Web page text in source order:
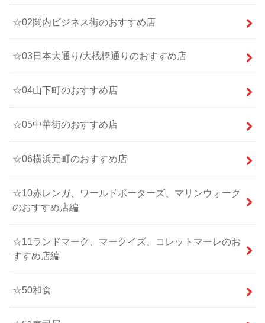
☆02関内ビジネス街のおすすめ店
☆03日本大通り/大桟橋通りのおすすめ店
☆04山下町のおすすめ店
☆05中華街のおすすめ店
☆06横浜元町のおすすめ店
☆10赤レンガ、ワールドポーターズ、マリンウォーク
のおすすめ店編
☆11ランドマーク、マークイズ、コレットマーレのお
すすめ店編
☆50和食